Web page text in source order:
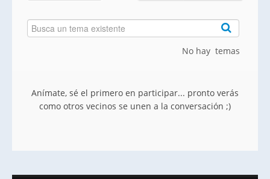
No hay temas
Anímate, sé el primero en participar... pronto verás
como otros vecinos se unen a la conversación ;)